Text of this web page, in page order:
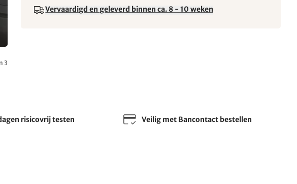
3
Vervaardigd en geleverd binnen ca. 8 - 10 weken
risicovrij testen Veilig met Bancontact bestellen